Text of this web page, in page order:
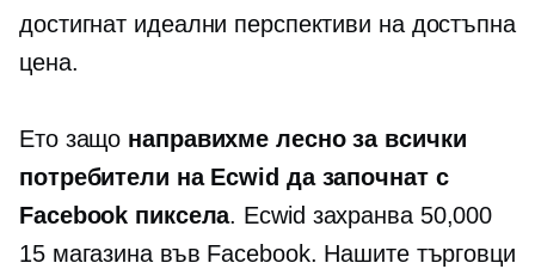
достигнат идеални перспективи на достъпна
цена.
Ето защо направихме лесно за всички
потребители на Ecwid да започнат с
Facebook пиксела. Ecwid захранва 50,000
15 магазина във Facebook. Нашите търговци